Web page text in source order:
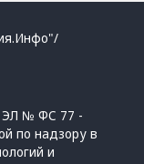
ЭЛ № ФС 77 -
по надзору в
и